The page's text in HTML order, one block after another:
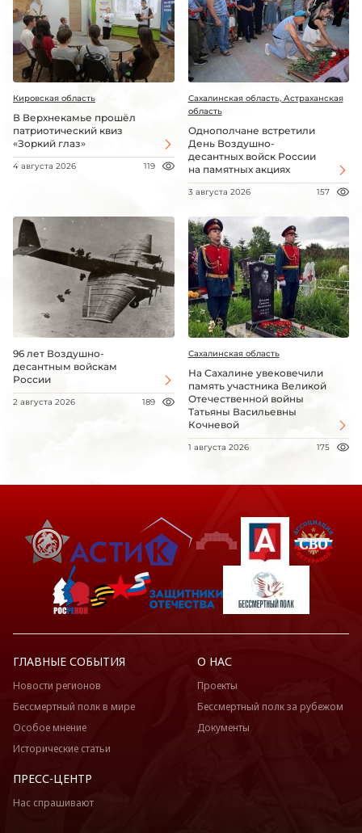
Кировская область
В Верхнекамье прошёл
патриотический квиз
«Зоркий глаз»
4 августа 2026 119
Сахалинская область, Астраханская
область
Однополчане встретили
День Воздушно-
десантных войск России
на памятных акциях
3 августа 2026 157
96 лет Воздушно-
десантным войскам
России
2 августа 2026 189
Сахалинская область
На Сахалине увековечили
память участника Великой
Отечественной войны
Татьяны Васильевны
Кочневой
1 августа 2026 175
ГЛАВНЫЕ СОБЫТИЯ
Новости регионов
Бессмертный полк в мире
Особое мнение
Исторические статьи
О НАС
Проекты
Бессмертный полк за рубежом
Документы
ПРЕСС-ЦЕНТР
Нас спрашивают